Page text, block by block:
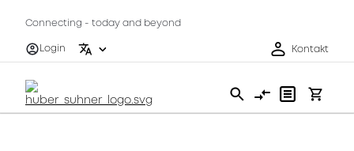
Connecting - today and beyond
Login
Kontakt